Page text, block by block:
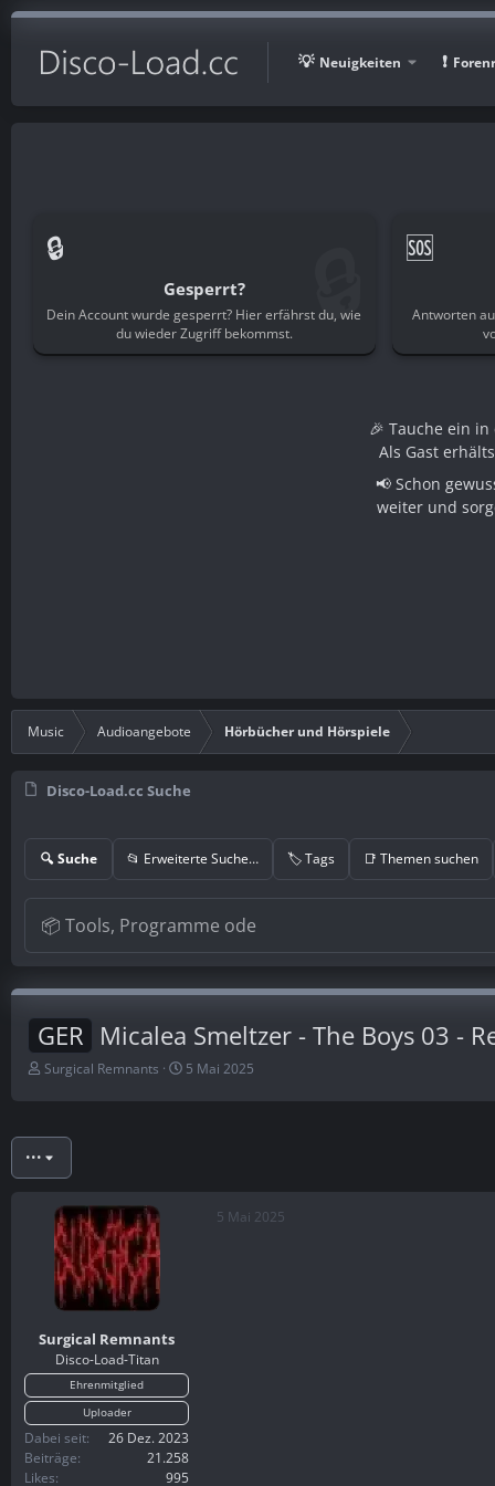
Neuigkeiten
🔒
Gesperrt?
Dein Account wurde gesperrt? Hier erfährst du, wie
du wieder Zugriff bekommst.
🔒 🆘
Antworten
🎉 Tauche ein
Als Gast
📢 Schon
weiter und
Music Audioangebote Hörbücher und Hörspiele
Disco-Load.cc Suche
🔍 Suche 📂 Erweiterte Suche… 🏷️ Tags 📑 Themen suchen
GER Micalea Smeltzer - The Boys 03 -
E
Surgical Remnants
E
5 Mai 2025
•••
Surgical Remnants
Disco-Load-Titan
Ehrenmitglied
Uploader
Dabei seit
26 Dez. 2023
Beiträge
21.258
Likes
995
5 Mai 2025